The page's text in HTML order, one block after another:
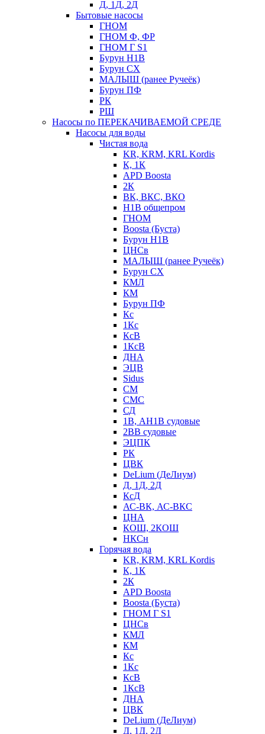
Д, 1Д, 2Д
Бытовые насосы
ГНОМ
ГНОМ Ф, ФР
ГНОМ Г S1
Бурун Н1В
Бурун СХ
МАЛЫШ (ранее Ручеёк)
Бурун ПФ
РК
РШ
Насосы по ПЕРЕКАЧИВАЕМОЙ СРЕДЕ
Насосы для воды
Чистая вода
KR, KRM, KRL Kordis
К, 1К
APD Boosta
2К
ВК, ВКС, ВКО
Н1В общепром
ГНОМ
Boosta (Буста)
Бурун Н1В
ЦНСв
МАЛЫШ (ранее Ручеёк)
Бурун СХ
КМЛ
КМ
Бурун ПФ
Кс
1Кс
КсВ
1КсВ
ДНА
ЭЦВ
Sidus
СМ
СМС
СД
1В, АН1В судовые
2ВВ судовые
ЭЦПК
РК
ЦВК
DeLium (ДеЛиум)
Д, 1Д, 2Д
КсД
АС-ВК, АС-ВКС
ЦНА
КОШ, 2КОШ
НКСн
Горячая вода
KR, KRM, KRL Kordis
К, 1К
2К
APD Boosta
Boosta (Буста)
ГНОМ Г S1
ЦНСв
КМЛ
КМ
Кс
1Кс
КсВ
1КсВ
ДНА
ЦВК
DeLium (ДеЛиум)
Д, 1Д, 2Д